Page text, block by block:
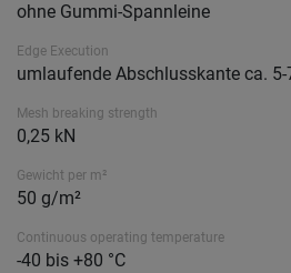
ohne Gummi-Spannleine
Edge Execution
umlaufende Abschlusskante ca.
Mesh breaking strength
0,25 kN
Gewicht per m²
50 g/m²
Continuous operating temperature
-40 bis +80 °C